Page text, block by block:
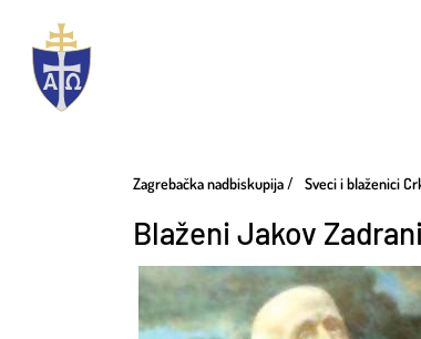
Zagrebačka nadbiskupija Sveci i blaženici
Blaženi Jakov